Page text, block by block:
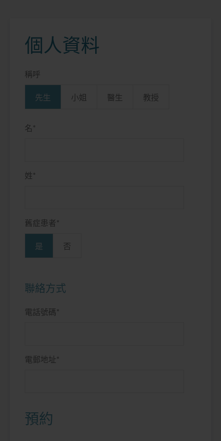
個人資料
稱呼
先生 小姐 醫生 教授
名 *
姓 *
舊症患者 *
是 否
聯絡方式
電話號碼 *
電郵地址 *
預約